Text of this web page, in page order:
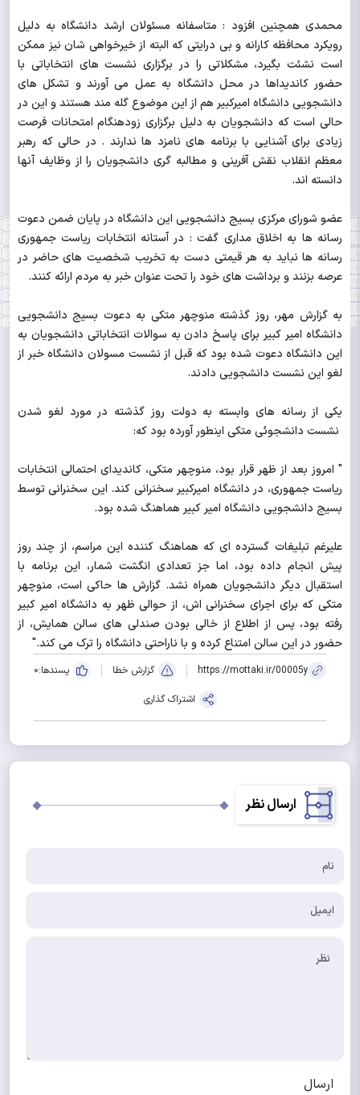
محمدی همچنین افزود : متاسفانه مسئولان ارشد دانشگاه به دلیل
رویکرد محافظه کارانه و بی درایتی که البته از خیرخواهی شان نیز ممکن
است نشئت بگیرد، مشکلاتی را در برگزاری نشست های انتخاباتی با
حضور کاندیداها در محل دانشگاه به عمل می آورند و تشکل های
دانشجویی دانشگاه امیرکبیر هم از این موضوع گله مند هستند و این در
حالی است که دانشجویان به دلیل برگزاری زودهنگام امتحانات فرصت
زیادی برای آشنایی با برنامه های نامزد ها ندارند . در حالی که رهبر
معظم انقلاب نقش آفرینی و مطالبه گری دانشجویان را از وظایف آنها
دانسته اند.
عضو شورای مرکزی بسیج دانشجویی این دانشگاه در پایان ضمن دعوت
رسانه ها به اخلاق مداری گفت : در آستانه انتخابات ریاست جمهوری
رسانه ها نباید به هر قیمتی دست به تخریب شخصیت های حاضر در
عرصه بزنند و برداشت های خود را تحت عنوان خبر به مردم ارائه کنند.
به گزارش مهر، روز گذشته منوچهر متکی به دعوت بسیج دانشجویی
دانشگاه امیر کبیر برای پاسخ دادن به سوالات انتخاباتی دانشجویان به
این دانشگاه دعوت شده بود که قبل از نشست مسولان دانشگاه خبر از
لغو این نشست دانشجویی دادند.
یکی از رسانه های وابسته به دولت روز گذشته در مورد لغو شدن
نشست دانشجوئی متکی اینطور آورده بود که:
" امروز بعد از ظهر قرار بود، منوچهر متکی، کاندیدای احتمالی انتخابات
ریاست جمهوری، در دانشگاه امیرکبیر سخنرانی کند. این سخنرانی توسط
بسیج دانشجویی دانشگاه امیر کبیر هماهنگ شده بود.
علیرغم تبلیغات گسترده ای که هماهنگ کننده این مراسم، از چند روز
پیش انجام داده بود، اما جز تعدادی انگشت شمار، این برنامه با
استقبال دیگر دانشجویان همراه نشد. گزارش ها حاکی است، منوچهر
متکی که برای اجرای سخنرانی اش، از حوالی ظهر به دانشگاه امیر کبیر
رفته بود، پس از اطلاع از خالی بودن صندلی های سالن همایش، از
حضور در این سالن امتناع کرده و با ناراحتی دانشگاه را ترک می کند."
https://mottaki.ir/00005y گزارش خطا پسندها:0
اشتراک گذاری
ارسال نظر